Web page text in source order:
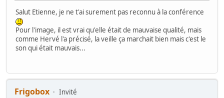
Salut Etienne, je ne t'ai surement pas reconnu à la conférence
Pour l'image, il est vrai qu'elle était de mauvaise qualité, mais
comme Hervé l'a précisé, la veille ça marchait bien mais c'est le
son qui était mauvais...
Frigobox
Invité